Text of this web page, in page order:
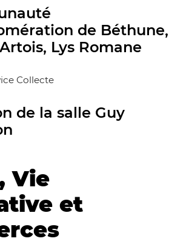
de Béthune,
Lys Romane
Collecte
de la salle Guy
Vie
et